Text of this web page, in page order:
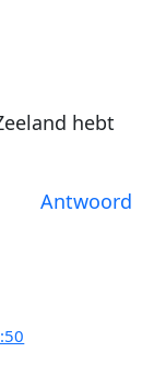
hebt
Antwoord